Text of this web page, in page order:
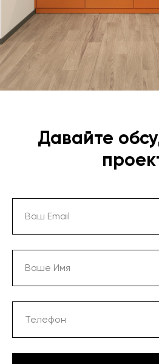
Давайте